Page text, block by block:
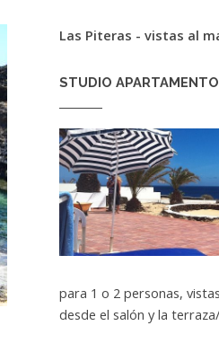
Las Piteras - vistas al
STUDIO
para 1 o 2 personas,
desde el salón y la